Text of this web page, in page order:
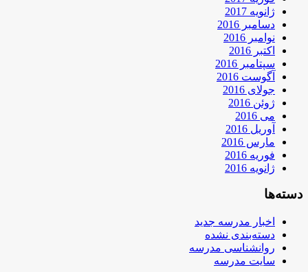
ژانویه 2017
دسامبر 2016
نوامبر 2016
اکتبر 2016
سپتامبر 2016
آگوست 2016
جولای 2016
ژوئن 2016
می 2016
آوریل 2016
مارس 2016
فوریه 2016
ژانویه 2016
دسته‌ها
اخبار مدرسه جدید
دسته‌بندی نشده
روانشناسی مدرسه
سایت مدرسه